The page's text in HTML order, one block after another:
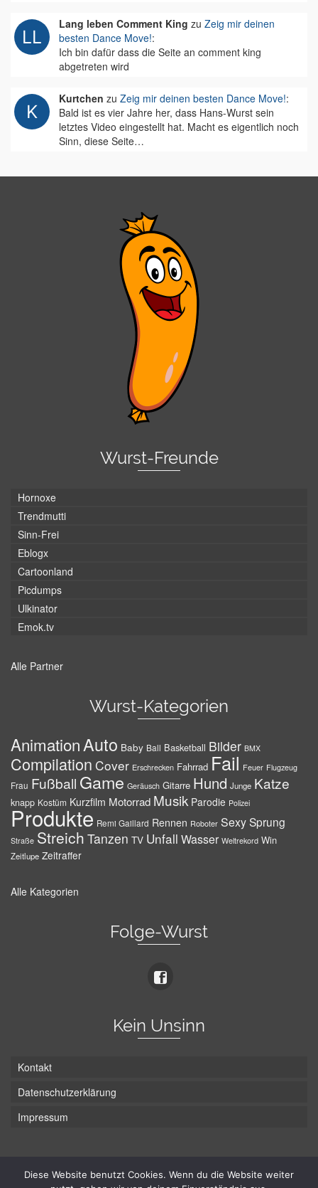
Lang leben Comment King zu Zeig mir deinen
besten Dance Move!:
Ich bin dafür dass die Seite an comment king
abgetreten wird
Kurtchen zu Zeig mir deinen besten Dance Move!:
Bald ist es vier Jahre her, dass Hans-Wurst sein
letztes Video eingestellt hat. Macht es eigentlich noch
Sinn, diese Seite…
Wurst-Freunde
Hornoxe
Trendmutti
Sinn-Frei
Eblogx
Cartoonland
Picdumps
Ulkinator
Emok.tv
Alle Partner
Wurst-Kategorien
AnimationAuto Baby Ball Basketball Bilder BMX
Compilation Cover Erschrecken Fahrrad Fail Feuer Flugzeug
Frau Fußball Game Geräusch Gitarre Hund Junge Katze
knapp Kostüm Kurzfilm Motorrad Musik Parodie Polizei
Produkte Remi Gaillard Rennen Roboter SexySprung
Straße Streich Tanzen TV Unfall Wasser Weltrekord Win
Zeitlupe Zeitraffer
Alle Kategorien
Folge-Wurst
Kein Unsinn
Kontakt
Datenschutzerklärung
Impressum
Diese Website benutzt Cookies. Wenn du die Website weiter